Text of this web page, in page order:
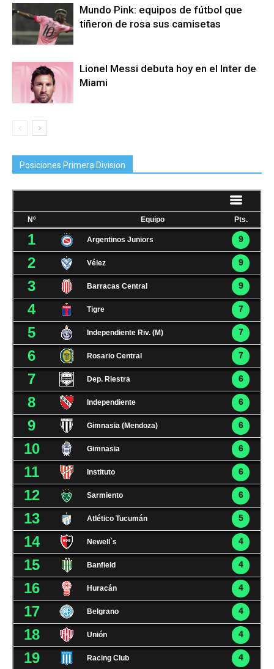
Mundo Pink: equipos de fútbol que
tiñeron de rosa sus camisetas
Lionel Messi debuta hoy en el Inter de
Miami
Posiciones Primera Division